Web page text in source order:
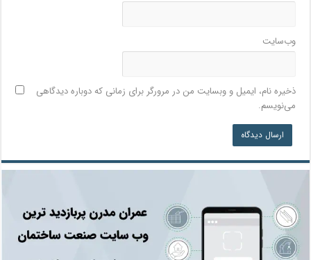
وب‌سایت
ذخیره نام، ایمیل و وبسایت من در مرورگر برای زمانی که دوباره دیدگاهی
می‌نویسم.